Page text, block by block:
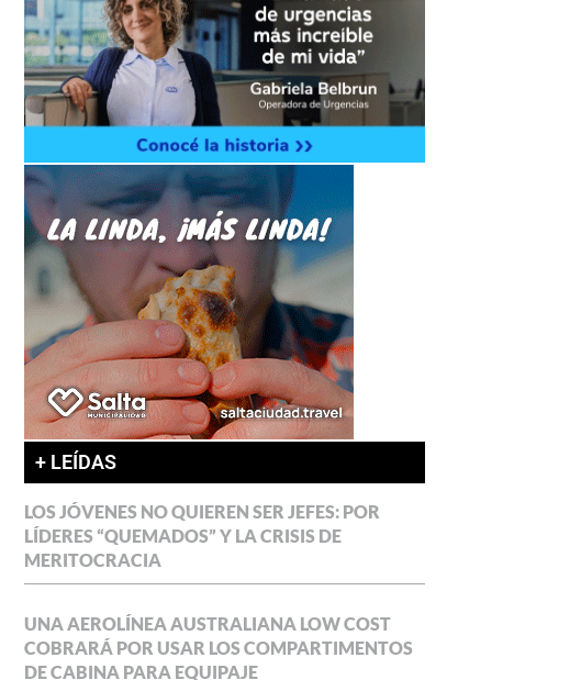
+ LEÍDAS
LOS JÓVENES NO QUIEREN SER JEFES: POR
LÍDERES “QUEMADOS” Y LA CRISIS DE
MERITOCRACIA
UNA AEROLÍNEA AUSTRALIANA LOW COST
COBRARÁ POR USAR LOS COMPARTIMENTOS
DE CABINA PARA EQUIPAJE